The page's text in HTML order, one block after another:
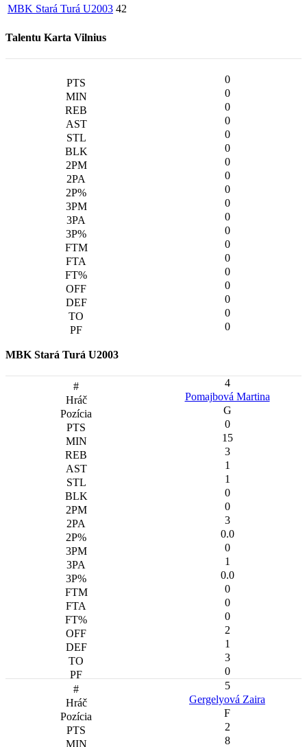
MBK Stará Turá U2003 42
Talentu Karta Vilnius
0
0
0
0
0
0
0
0
0
0
0
0
0
0
0
0
0
0
0
MBK Stará Turá U2003
4
Pomajbová Martina
G
0
15
3
1
1
0
0
3
0.0
0
1
0.0
0
0
0
2
1
3
0
5
Gergelyová Zaira
F
2
8